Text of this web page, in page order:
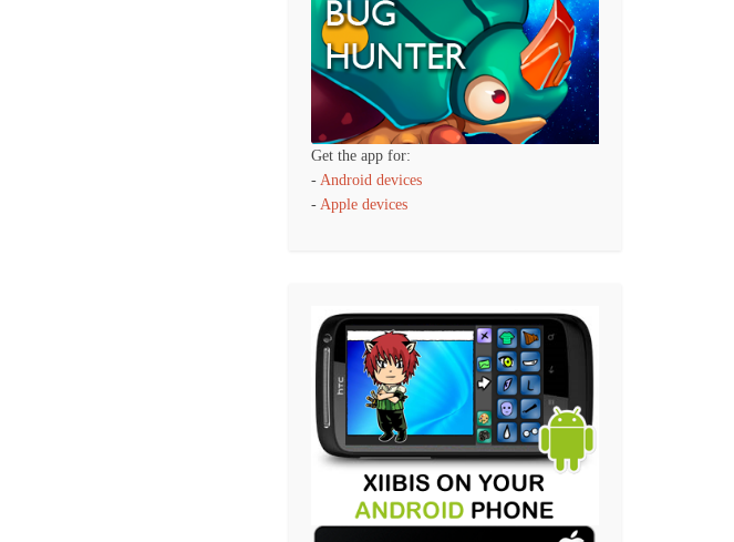
Get the app for:
- Android devices
- Apple devices